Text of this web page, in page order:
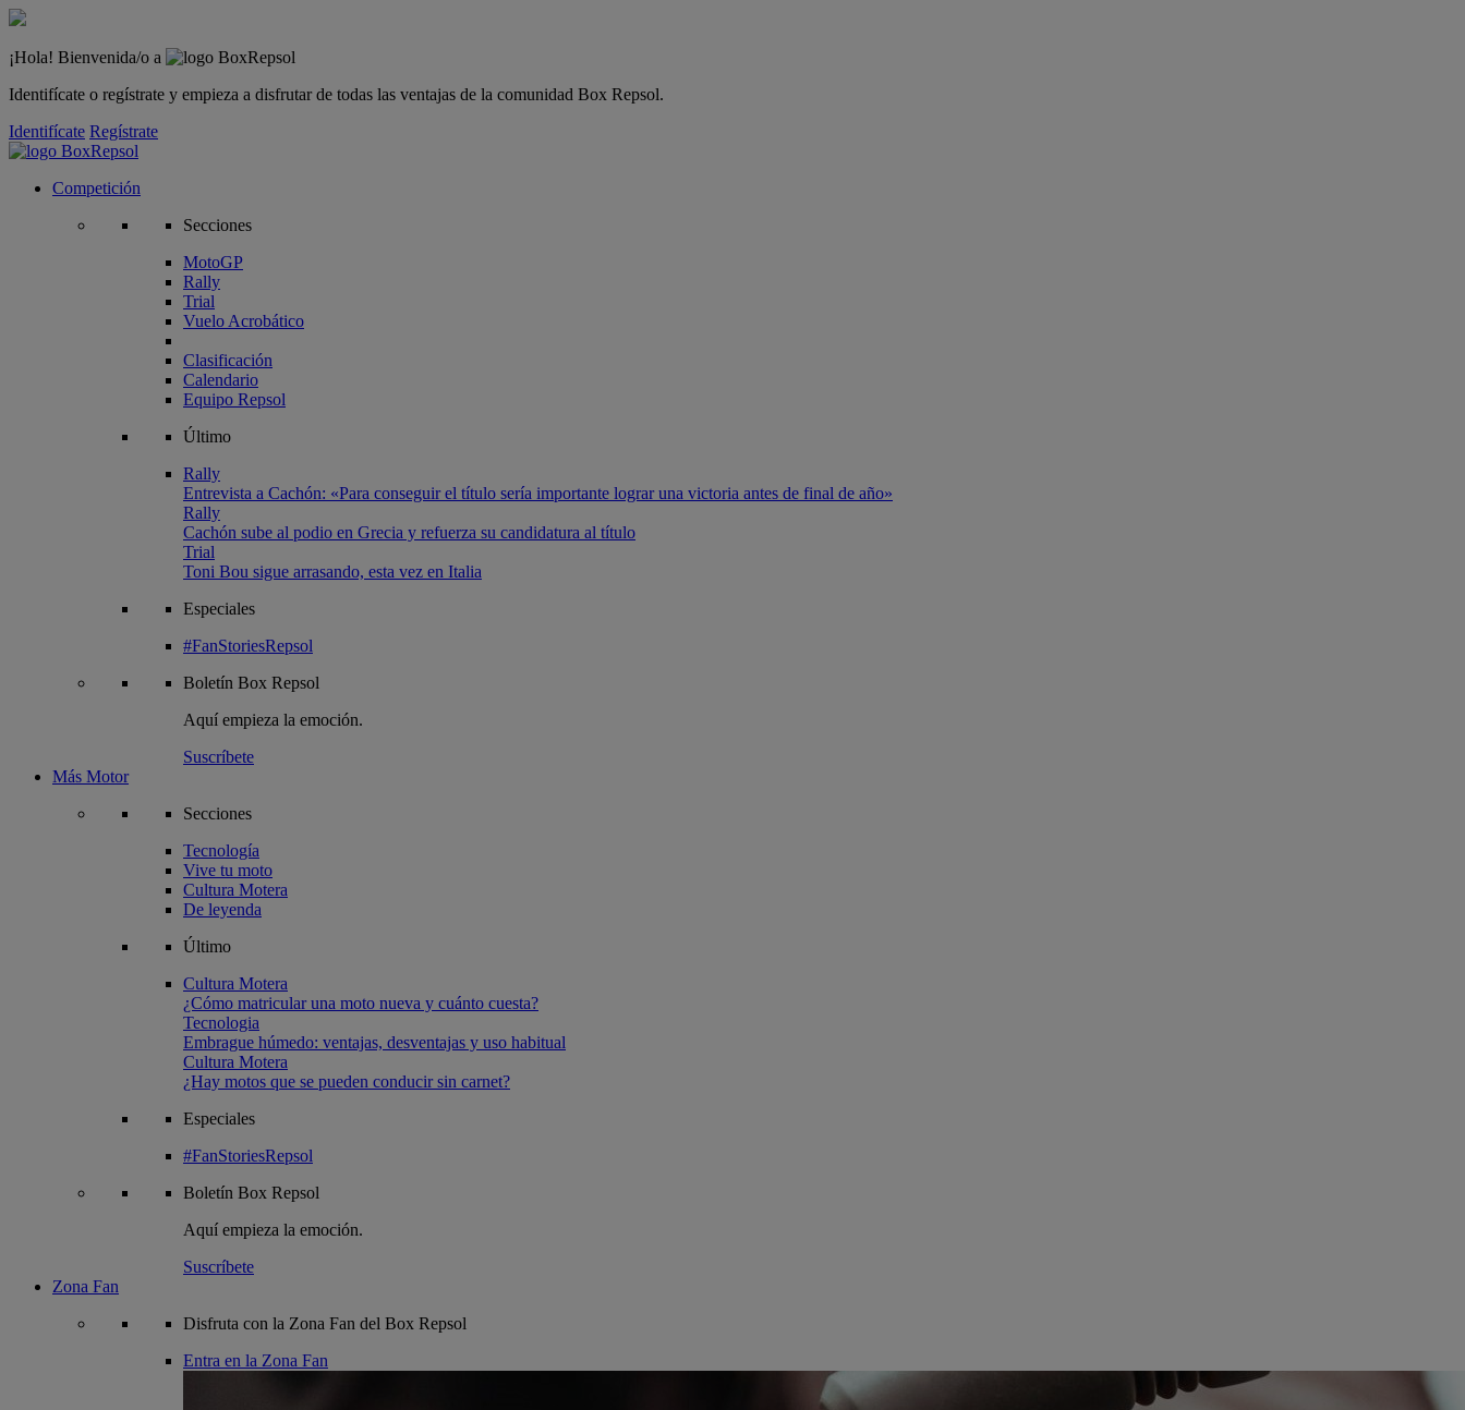
¡Hola! Bienvenida/o a
Identifícate o regístrate y empieza a disfrutar de todas las ventajas de la comunidad Box Repsol.
Identifícate Regístrate
Competición
Secciones
MotoGP
Rally
Trial
Vuelo Acrobático
Clasificación
Calendario
Equipo Repsol
Último
Rally
Entrevista a Cachón: «Para conseguir el título sería importante lograr una victoria antes de final de año»
Rally
Cachón sube al podio en Grecia y refuerza su candidatura al título
Trial
Toni Bou sigue arrasando, esta vez en Italia
Especiales
#FanStoriesRepsol
Boletín Box Repsol
Aquí empieza la emoción.
Suscríbete
Más Motor
Secciones
Tecnología
Vive tu moto
Cultura Motera
De leyenda
Último
Cultura Motera
¿Cómo matricular una moto nueva y cuánto cuesta?
Tecnologia
Embrague húmedo: ventajas, desventajas y uso habitual
Cultura Motera
¿Hay motos que se pueden conducir sin carnet?
Especiales
#FanStoriesRepsol
Boletín Box Repsol
Aquí empieza la emoción.
Suscríbete
Zona Fan
Disfruta con la Zona Fan del Box Repsol
Entra en la Zona Fan